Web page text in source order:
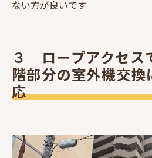
ない方が良いです
３ ロープアクセス
階部分の室外機交
応